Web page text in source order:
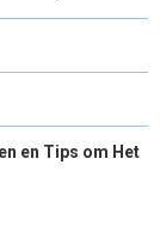
en Tips om Het